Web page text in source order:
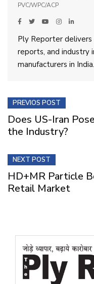
PVC/WPC/ACP
Ply Reporter
reports, and industry
manufacturers in India.
PREVIOS POST
Does US-Iran
the Industry?
NEXT POST
HD+MR Particle
Retail Market